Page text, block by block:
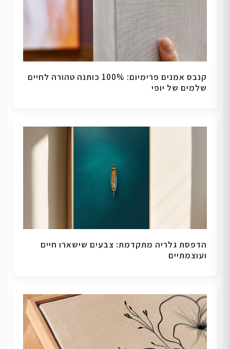
קנבס אמנים פרימיום: 100% כותנה טהורה לחיים
שלמים של יופי
הדפסת גלריה מתקדמת: צבעים שישארו חיים
ועוצמתיים